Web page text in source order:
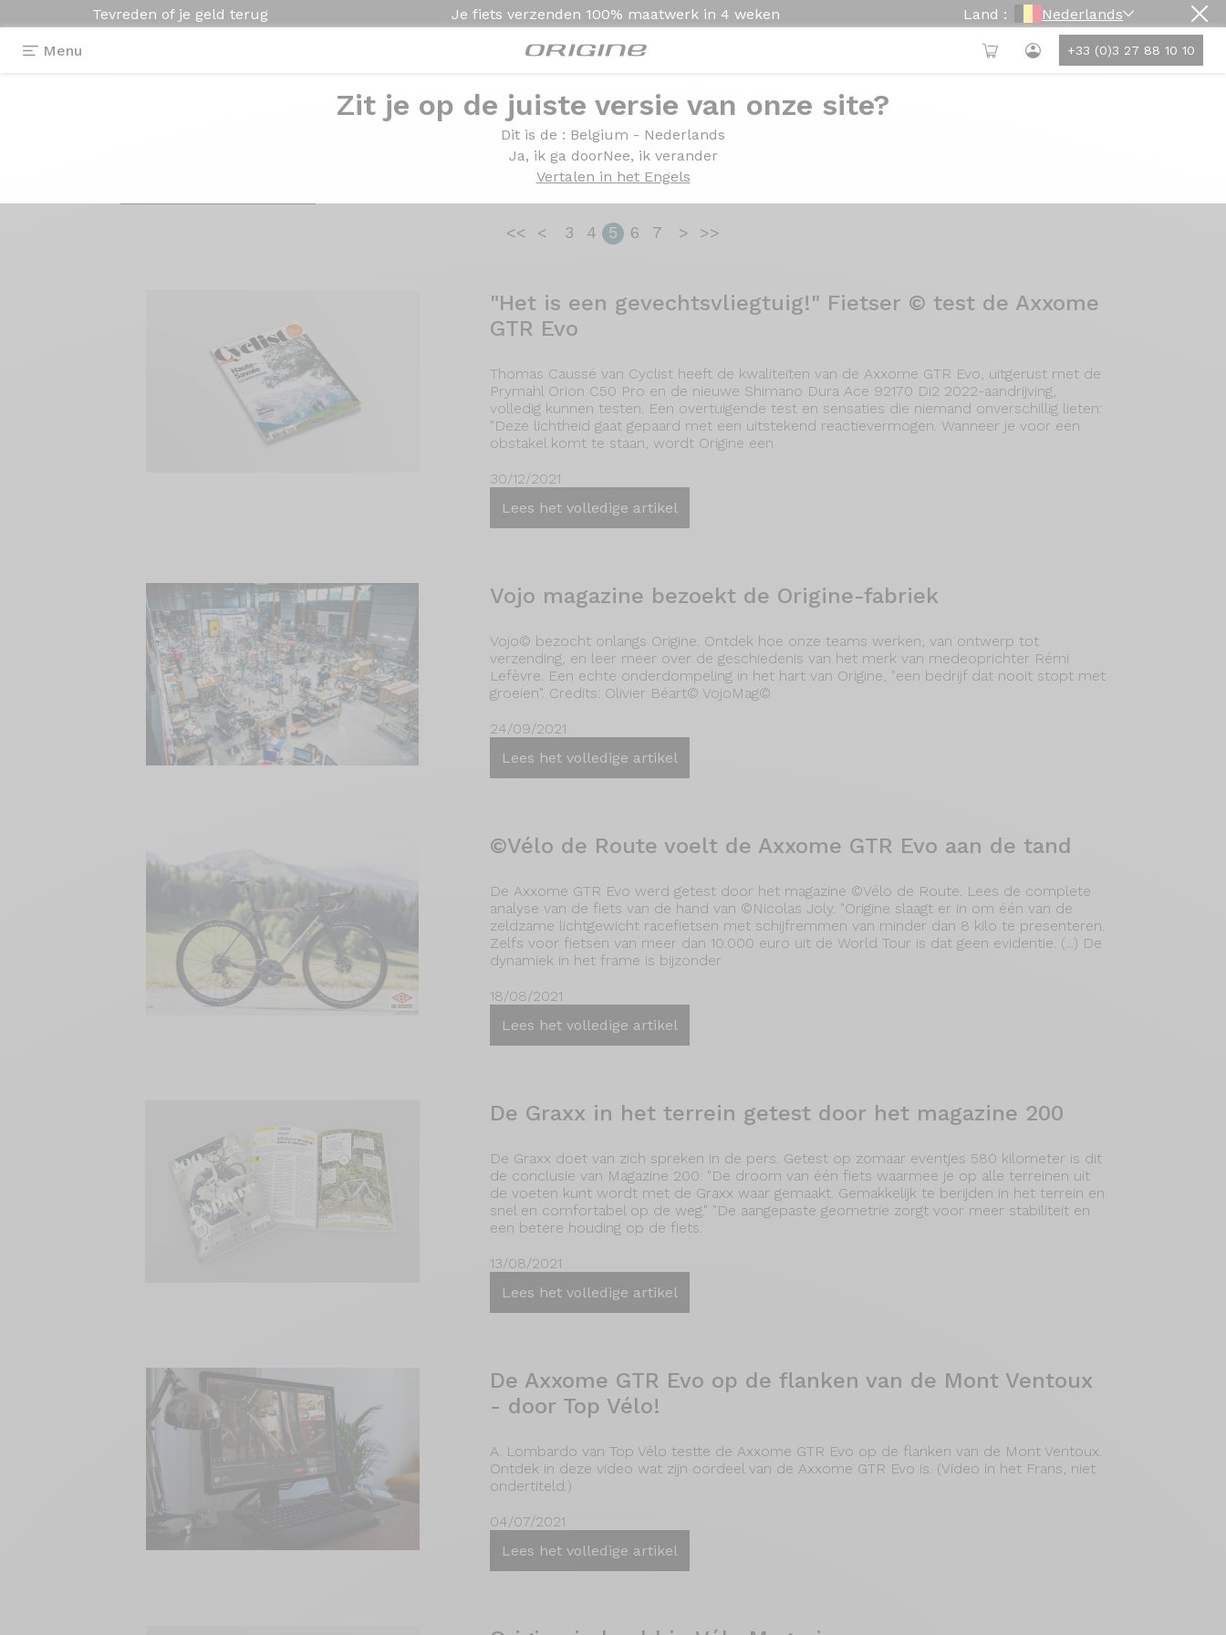
Tevreden of je geld terug Je fiets verzenden 100% maatwerk in 4 weken Land : Nederlands
Menu +33 (0)3 27 88 10 10
Zit je op de juiste versie van onze site?
Dit is de : Belgium - Nederlands
Ja, ik ga doorNee, ik verander
Vertalen in het Engels
racefietsen in de pers
<< < 3 4 5 6 7 > >>
"Het is een gevechtsvliegtuig!" Fietser © test de Axxome
GTR Evo
Thomas Caussé van Cyclist heeft de kwaliteiten van de Axxome GTR Evo, uitgerust met de
Prymahl Orion C50 Pro en de nieuwe Shimano Dura Ace 92170 Di2 2022-aandrijving,
volledig kunnen testen. Een overtuigende test en sensaties die niemand onverschillig lieten:
"Deze lichtheid gaat gepaard met een uitstekend reactievermogen. Wanneer je voor een
obstakel komt te staan, wordt Origine een
30/12/2021
Lees het volledige artikel
Vojo magazine bezoekt de Origine-fabriek
Vojo© bezocht onlangs Origine. Ontdek hoe onze teams werken, van ontwerp tot
verzending, en leer meer over de geschiedenis van het merk van medeoprichter Rémi
Lefèvre. Een echte onderdompeling in het hart van Origine, "een bedrijf dat nooit stopt met
groeien". Credits: Olivier Béart© VojoMag©
24/09/2021
Lees het volledige artikel
©Vélo de Route voelt de Axxome GTR Evo aan de tand
De Axxome GTR Evo werd getest door het magazine ©Vélo de Route. Lees de complete
analyse van de fiets van de hand van ©Nicolas Joly. "Origine slaagt er in om één van de
zeldzame lichtgewicht racefietsen met schijfremmen van minder dan 8 kilo te presenteren.
Zelfs voor fietsen van meer dan 10.000 euro uit de World Tour is dat geen evidentie. (...) De
dynamiek in het frame is bijzonder
18/08/2021
Lees het volledige artikel
De Graxx in het terrein getest door het magazine 200
De Graxx doet van zich spreken in de pers. Getest op zomaar eventjes 580 kilometer is dit
de conclusie van Magazine 200: "De droom van één fiets waarmee je op alle terreinen uit
de voeten kunt wordt met de Graxx waar gemaakt. Gemakkelijk te berijden in het terrein en
snel en comfortabel op de weg." "De aangepaste geometrie zorgt voor meer stabiliteit en
een betere houding op de fiets.
13/08/2021
Lees het volledige artikel
De Axxome GTR Evo op de flanken van de Mont Ventoux
- door Top Vélo!
A. Lombardo van Top Vélo testte de Axxome GTR Evo op de flanken van de Mont Ventoux.
Ontdek in deze video wat zijn oordeel van de Axxome GTR Evo is. (Video in het Frans, niet
ondertiteld.)
04/07/2021
Lees het volledige artikel